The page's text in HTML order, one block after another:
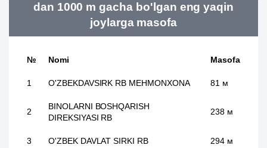
dan 1000 m gacha bo'lgan eng yaqin
joylarga masofa
№ Nomi Masofa
1 O'ZBEKDAVSIRK RB MEHMONXONA 81 м
2
BINOLARNI BOSHQARISH
DIREKSIYASI RB
238 м
3 O'ZBEK DAVLAT SIRKI RB 294 м